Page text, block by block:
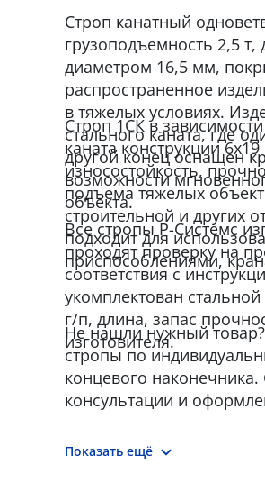
Строп канатный
грузоподъемность 2,5
диаметром 16,5 мм,
распространенное
в тяжелых условиях.
стального каната, где
другой конец оснащен
возможности
объекта.
Строп 1СК в
каната конструкции
износостойкость,
подъема тяжелых
строительной и других
подходит для
приспособлениями,
Все стропы Р-Системс
проходят проверку на
соответствия с
укомплектован
г/п, длина, запас
изготовителя.
Не нашли нужный
стропы по
концевого
консультации и
Показать ещё